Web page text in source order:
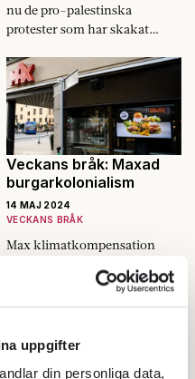
uppgifter
din personliga data,
nu de pro-palestinska
protester som har skakat
fler om det innebär slutet på
woke-eran.
Veckans bråk: Maxad
burgarkolonialism
14 MAJ 2024
VECKANS BRÅK
Max klimatkompensation